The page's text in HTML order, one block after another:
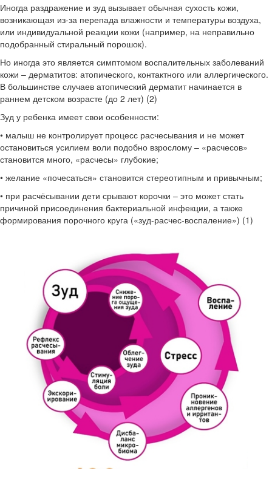
Иногда раздражение и зуд вызывает обычная сухость кожи,
возникающая из-за перепада влажности и температуры воздуха,
или индивидуальной реакции кожи (например, на неправильно
подобранный стиральный порошок).
Но иногда это является симптомом воспалительных заболеваний
кожи – дерматитов: атопического, контактного или аллергического.
В большинстве случаев атопический дерматит начинается в
раннем детском возрасте (до 2 лет) (2)
Зуд у ребенка имеет свои особенности:
• малыш не контролирует процесс расчесывания и не может
остановиться усилием воли подобно взрослому – «расчесов»
становится много, «расчесы» глубокие;
• желание «почесаться» становится стереотипным и привычным;
• при расчёсывании дети срывают корочки – это может стать
причиной присоединения бактериальной инфекции, а также
формирования порочного круга («зуд-расчес-воспаление») (1)